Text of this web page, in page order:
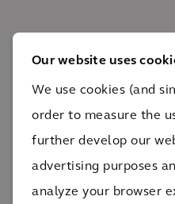
Our website uses
We use cookies (and
order to measure the
further develop our
advertising purposes
analyze your browser
影响